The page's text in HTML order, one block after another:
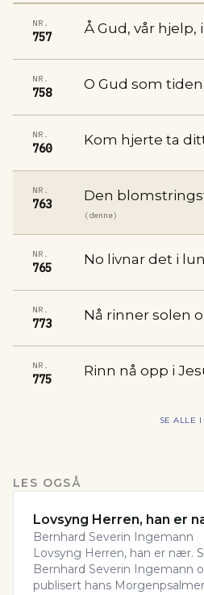
NR.
757
Å Gud, vår hjelp,
NR.
758
O Gud som
NR.
760
Kom hjerte ta
NR.
763
Den
(denne)
NR.
765
No livnar det i
NR.
773
Nå rinner solen
NR.
775
Rinn nå opp i
SE ALLE I
LES OGSÅ
Lovsyng Herren, han er
Bernhard Severin Ingemann
Lovsyng Herren, han er nær.
Bernhard Severin Ingemann
publisert hans Morgenpsalmer